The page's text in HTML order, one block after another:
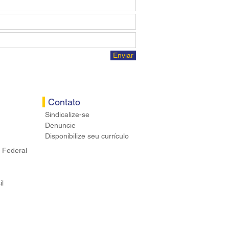
Enviar
Federal
Contato
Sindicalize-se
Denuncie
Disponibilize seu currículo